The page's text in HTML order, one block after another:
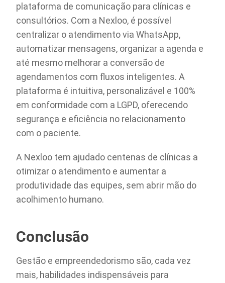
plataforma de comunicação para clínicas e
consultórios. Com a Nexloo, é possível
centralizar o atendimento via WhatsApp,
automatizar mensagens, organizar a agenda e
até mesmo melhorar a conversão de
agendamentos com fluxos inteligentes. A
plataforma é intuitiva, personalizável e 100%
em conformidade com a LGPD, oferecendo
segurança e eficiência no relacionamento
com o paciente.
A Nexloo tem ajudado centenas de clínicas a
otimizar o atendimento e aumentar a
produtividade das equipes, sem abrir mão do
acolhimento humano.
Conclusão
Gestão e empreendedorismo são, cada vez
mais, habilidades indispensáveis para